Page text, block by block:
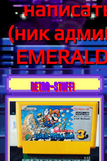
(ник
RETRO-STUFF!